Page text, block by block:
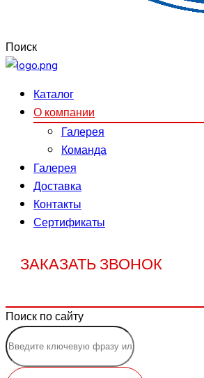
Поиск
Каталог
О компании
Галерея
Команда
Галерея
Доставка
Контакты
Сертификаты
ЗАКАЗАТЬ ЗВОНОК
Поиск по сайту